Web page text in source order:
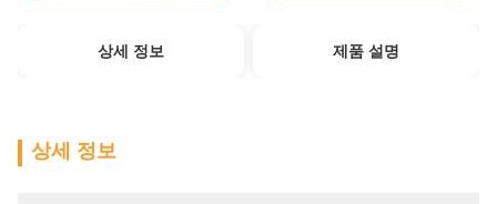
상세 정보 제품 설명
상세 정보